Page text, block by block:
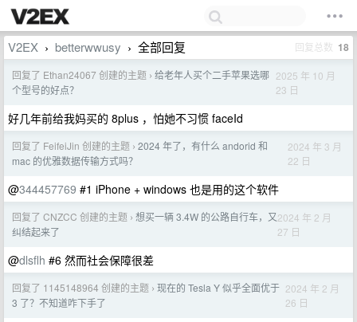
V2EX › betterwwusy › 全部回复 回复总数 18
回复了 Ethan24067 创建的主题 › 给老年人买个二手苹果选哪
个型号的好点？
2025 年 10 月
23 日
好几年前给我妈买的 8plus ，怕她不习惯 faceId
回复了 FeifeiJin 创建的主题 › 2024 年了，有什么 andorid 和
mac 的优雅数据传输方式吗？
2024 年 3 月
22 日
@344457769 #1 iPhone + windows 也是用的这个软件
回复了 CNZCC 创建的主题 › 想买一辆 3.4W 的公路自行车，又
纠结起来了
2024 年 2 月
27 日
@dlsflh #6 然而社会保障很差
回复了 1145148964 创建的主题 › 现在的 Tesla Y 似乎全面优于
3 了？不知道咋下手了
2024 年 2 月
26 日